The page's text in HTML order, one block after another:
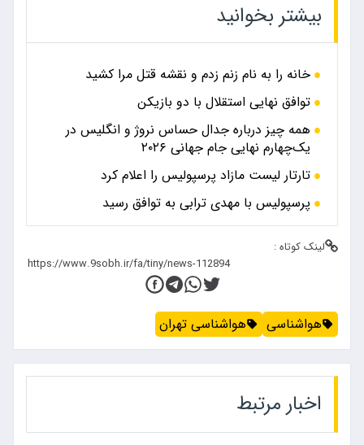
بیشتر بخوانید
خانه را به نام زنم زدم و نقشه قتل مرا کشید
توافق نهایی استقلال با دو بازیکن
همه چیز درباره جدال حساس نروژ و انگلیس در
یک‌چهارم نهایی جام جهانی ۲۰۲۶
تارتار لیست مازاد پرسپولیس را اعلام کرد
پرسپولیس با مهدی ترابی به توافق رسید
لینک کوتاه :
هواشناسی هواشناسی تهران
اخبار مرتبط